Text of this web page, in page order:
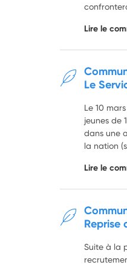
Lire le
Le
Le 10
jeunes de
dans une
la nation
Lire le
Reprise
Suite à la